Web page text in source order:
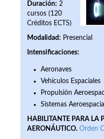
Duración: 2
cursos (120
Créditos ECTS)
Modalidad: Presencial
Intensificaciones:
Aeronaves
Vehículos Espaciales
Propulsión
Sistemas
HABILITANTE PARA LA
AERONÁUTICO. Orden